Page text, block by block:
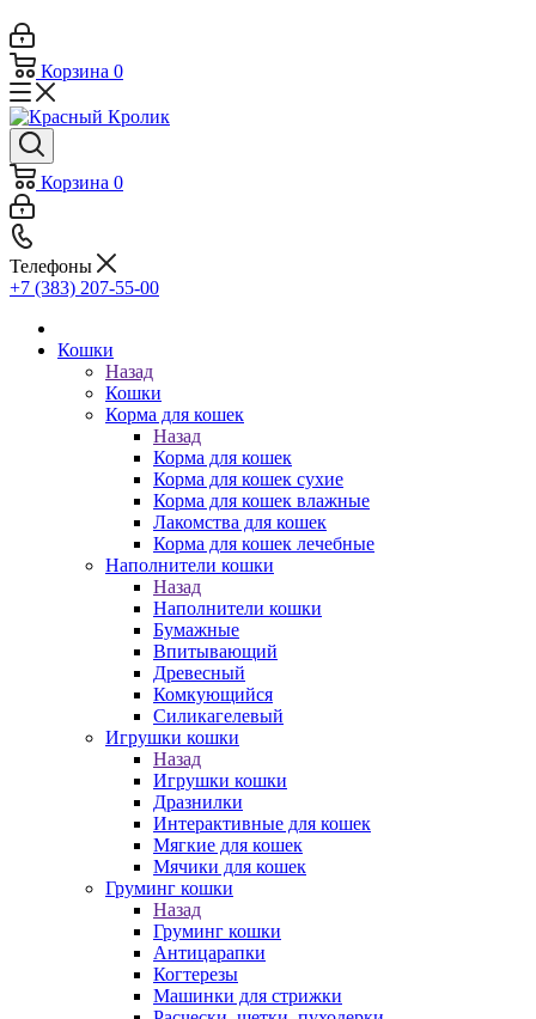
Корзина 0
Корзина 0
Телефоны
+7 (383) 207-55-00
Кошки
Назад
Кошки
Корма для кошек
Назад
Корма для кошек
Корма для кошек сухие
Корма для кошек влажные
Лакомства для кошек
Корма для кошек лечебные
Наполнители кошки
Назад
Наполнители кошки
Бумажные
Впитывающий
Древесный
Комкующийся
Силикагелевый
Игрушки кошки
Назад
Игрушки кошки
Дразнилки
Интерактивные для кошек
Мягкие для кошек
Мячики для кошек
Груминг кошки
Назад
Груминг кошки
Антицарапки
Когтерезы
Машинки для стрижки